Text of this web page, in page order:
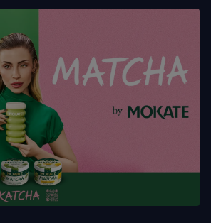
na słoneczne Costa del Sol!